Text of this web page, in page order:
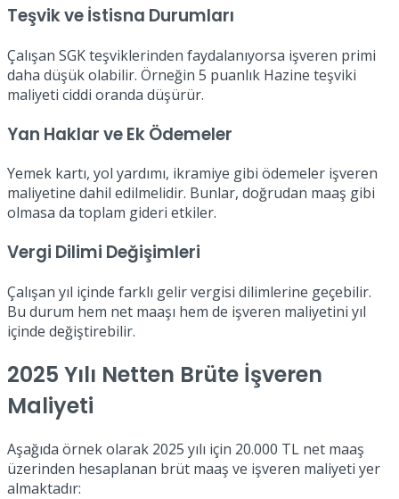
Teşvik ve İstisna Durumları
Çalışan SGK teşviklerinden faydalanıyorsa işveren primi
daha düşük olabilir. Örneğin 5 puanlık Hazine teşviki
maliyeti ciddi oranda düşürür.
Yan Haklar ve Ek Ödemeler
Yemek kartı, yol yardımı, ikramiye gibi ödemeler işveren
maliyetine dahil edilmelidir. Bunlar, doğrudan maaş gibi
olmasa da toplam gideri etkiler.
Vergi Dilimi Değişimleri
Çalışan yıl içinde farklı gelir vergisi dilimlerine geçebilir.
Bu durum hem net maaşı hem de işveren maliyetini yıl
içinde değiştirebilir.
2025 Yılı Netten Brüte İşveren
Maliyeti
Aşağıda örnek olarak 2025 yılı için 20.000 TL net maaş
üzerinden hesaplanan brüt maaş ve işveren maliyeti yer
almaktadır: